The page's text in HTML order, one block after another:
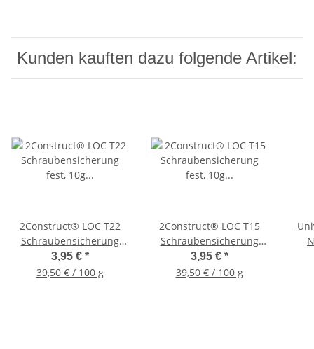
Kunden kauften dazu folgende Artikel:
2Construct® LOC T22
Schraubensicherung
fest, 10g Flasche
3,95 € *
39,50 € / 100 g
2Construct® LOC T15
Schraubensicherung
fest, 10g Flasche
3,95 € *
39,50 € / 100 g